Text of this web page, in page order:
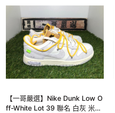
【一哥嚴選】Nike Dunk Low O
ff-White Lot 39 聯名 白灰 米白